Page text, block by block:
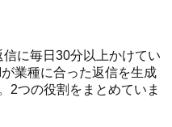
に毎日30分以上かけてい
業種に合った返信を生成
2つの役割をまとめていま